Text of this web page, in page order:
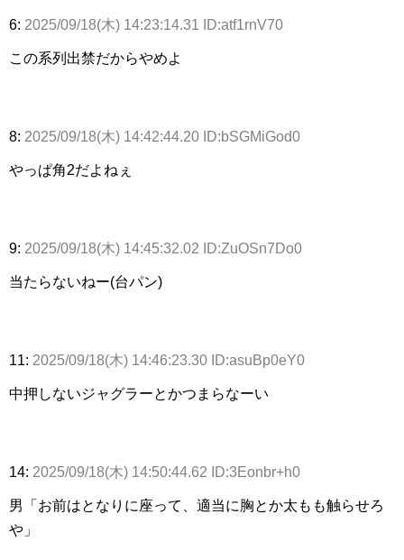
6: 2025/09/18(木) 14:23:14.31 ID:atf1rnV70
この系列出禁だからやめよ
8: 2025/09/18(木) 14:42:44.20 ID:bSGMiGod0
やっぱ角2だよねぇ
9: 2025/09/18(木) 14:45:32.02 ID:ZuOSn7Do0
当たらないねー(台パン)
11: 2025/09/18(木) 14:46:23.30 ID:asuBp0eY0
中押しないジャグラーとかつまらなーい
14: 2025/09/18(木) 14:50:44.62 ID:3Eonbr+h0
男「お前はとなりに座って、適当に胸とか太もも触らせろ
や」